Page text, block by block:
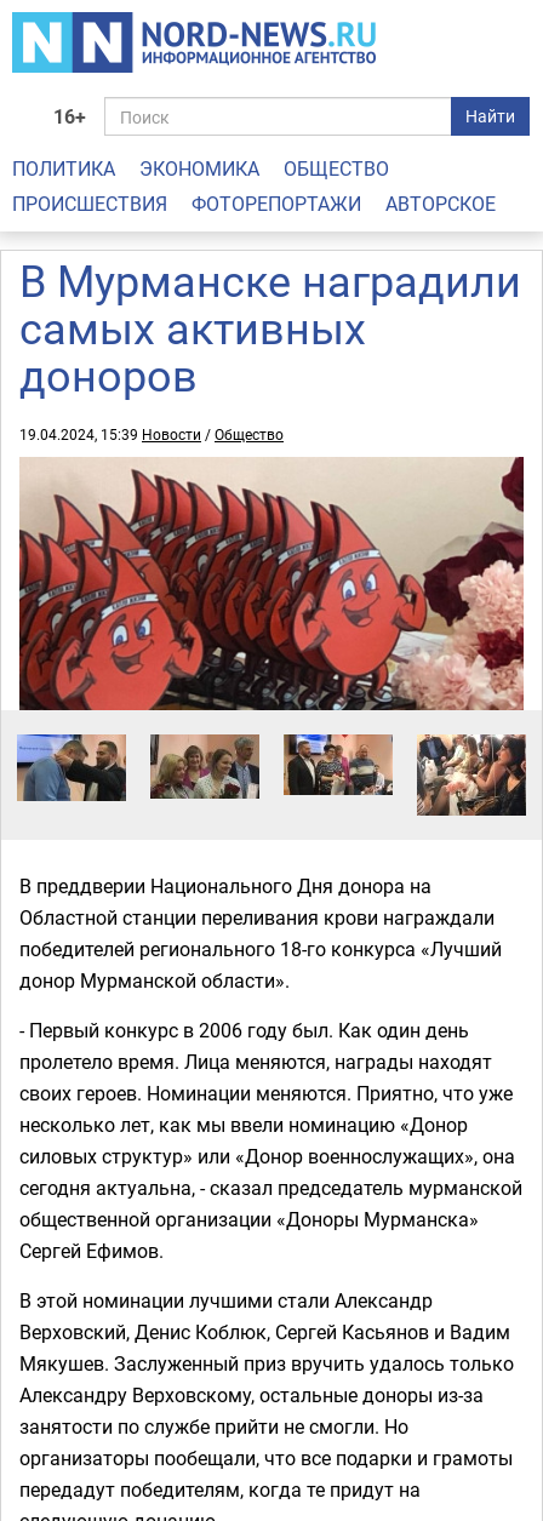
16+ Найти
ПОЛИТИКА ЭКОНОМИКА
ОБЩЕСТВО
ПРОИСШЕСТВИЯ
ФОТОРЕПОРТАЖИ АВТОРСКОЕ
В Мурманске наградили
самых активных
доноров
19.04.2024, 15:39 Новости /Общество
В преддверии Национального Дня донора на
Областной станции переливания крови награждали
победителей регионального 18-го конкурса «Лучший
донор Мурманской области».
- Первый конкурс в 2006 году был. Как один день
пролетело время. Лица меняются, награды находят
своих героев. Номинации меняются. Приятно, что уже
несколько лет, как мы ввели номинацию «Донор
силовых структур» или «Донор военнослужащих», она
сегодня актуальна, - сказал председатель мурманской
общественной организации «Доноры Мурманска»
Сергей Ефимов.
В этой номинации лучшими стали Александр
Верховский, Денис Коблюк, Сергей Касьянов и Вадим
Мякушев. Заслуженный приз вручить удалось только
Александру Верховскому, остальные доноры из-за
занятости по службе прийти не смогли. Но
организаторы пообещали, что все подарки и грамоты
передадут победителям, когда те придут на